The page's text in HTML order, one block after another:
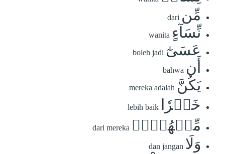
مِّن dari
نِّسَآءٍ wanita
عَسَىٰٓ boleh jadi
أَن bahwa
يَكُنَّ mereka adalah
خَيۡرٗا lebih baik
مِّنۡهُنَّۖ dari mereka
وَلَا dan jangan